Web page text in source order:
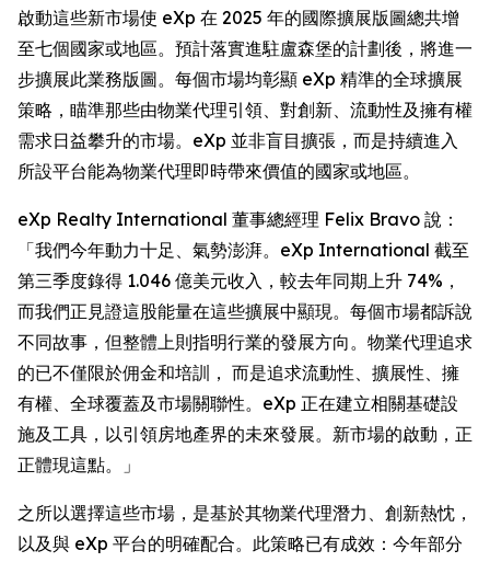
啟動這些新市場使 eXp 在 2025 年的國際擴展版圖總共增
至七個國家或地區。預計落實進駐盧森堡的計劃後，將進一
步擴展此業務版圖。每個市場均彰顯 eXp 精準的全球擴展
策略，瞄準那些由物業代理引領、對創新、流動性及擁有權
需求日益攀升的市場。eXp 並非盲目擴張，而是持續進入
所設平台能為物業代理即時帶來價值的國家或地區。
eXp Realty International 董事總經理 Felix Bravo 說：
「我們今年動力十足、氣勢澎湃。eXp International 截至
第三季度錄得 1.046 億美元收入，較去年同期上升 74%，
而我們正見證這股能量在這些擴展中顯現。每個市場都訴說
不同故事，但整體上則指明行業的發展方向。物業代理追求
的已不僅限於佣金和培訓， 而是追求流動性、擴展性、擁
有權、全球覆蓋及市場關聯性。eXp 正在建立相關基礎設
施及工具，以引領房地產界的未來發展。新市場的啟動，正
正體現這點。」
之所以選擇這些市場，是基於其物業代理潛力、創新熱忱，
以及與 eXp 平台的明確配合。此策略已有成效：今年部分